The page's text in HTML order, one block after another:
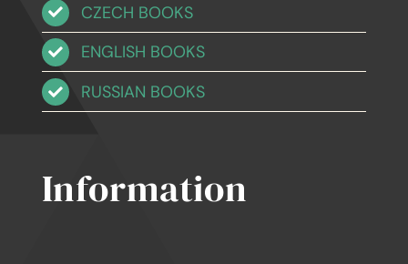
CZECH BOOKS
ENGLISH BOOKS
RUSSIAN BOOKS
Information